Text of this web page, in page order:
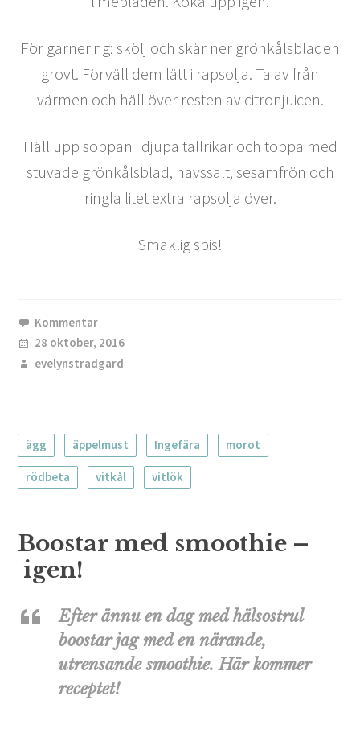
För garnering: skölj och skär ner grönkålsbladen
grovt. Förväll dem lätt i rapsolja. Ta av från
värmen och häll över resten av citronjuicen.
Häll upp soppan i djupa tallrikar och toppa med
stuvade grönkålsblad, havssalt, sesamfrön och
ringla litet extra rapsolja över.
Smaklig spis!
Kommentar
28 oktober, 2016
evelynstradgard
ägg äppelmust Ingefära morot
rödbeta vitkål vitlök
Boostar med smoothie –
igen!
Efter ännu en dag med hälsostrul
boostar jag med en närande,
utrensande smoothie. Här kommer
receptet!